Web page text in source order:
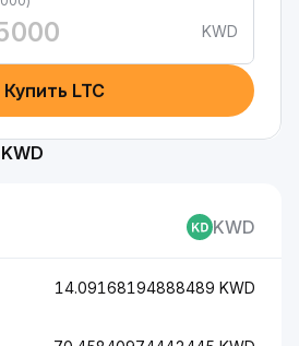
KWD
Купить LTC
KWD
14.09168194888489 KWD